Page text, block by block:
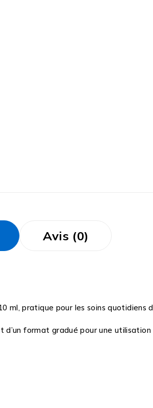
Avis (0)
pratique pour les soins quotidiens
format gradué pour une